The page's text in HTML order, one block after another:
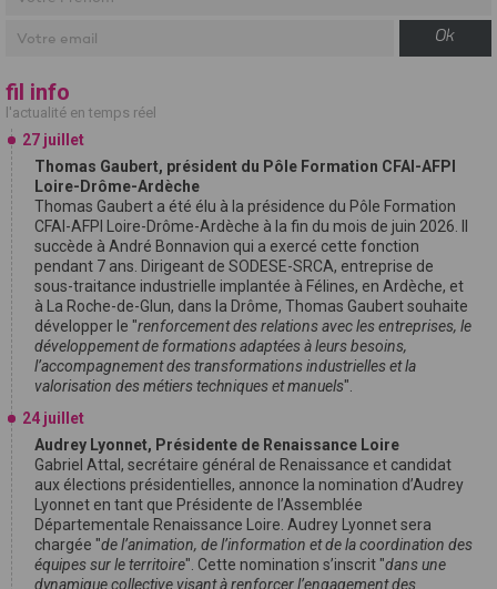
Ok
fil info
l'actualité en temps réel
27 juillet
Thomas Gaubert, président du Pôle Formation CFAI-AFPI
Loire-Drôme-Ardèche
Thomas Gaubert a été élu à la présidence du Pôle Formation
CFAI-AFPI Loire-Drôme-Ardèche à la fin du mois de juin 2026. Il
succède à André Bonnavion qui a exercé cette fonction
pendant 7 ans. Dirigeant de SODESE-SRCA, entreprise de
sous-traitance industrielle implantée à Félines, en Ardèche, et
à La Roche-de-Glun, dans la Drôme, Thomas Gaubert souhaite
développer le "renforcement des relations avec les entreprises, le
développement de formations adaptées à leurs besoins,
l’accompagnement des transformations industrielles et la
valorisation des métiers techniques et manuels".
24 juillet
Audrey Lyonnet, Présidente de Renaissance Loire
Gabriel Attal, secrétaire général de Renaissance et candidat
aux élections présidentielles, annonce la nomination d’Audrey
Lyonnet en tant que Présidente de l’Assemblée
Départementale Renaissance Loire. Audrey Lyonnet sera
chargée "de l’animation, de l’information et de la coordination des
équipes sur le territoire". Cette nomination s’inscrit "dans une
dynamique collective visant à renforcer l’engagement des